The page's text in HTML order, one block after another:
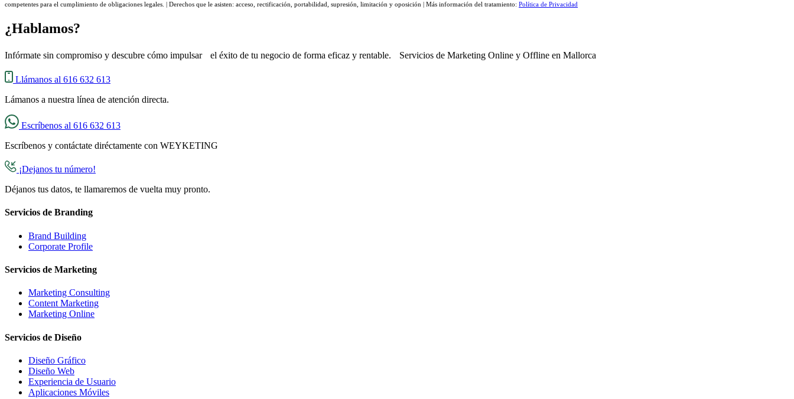
competentes para el cumplimiento de obligaciones legales. | Derechos que le asisten: acceso, rectificación, portabilidad, supresión, limitación y oposición | Más información del tratamiento: Política de Privacidad
¿Hablamos?
Infórmate sin compromiso y descubre cómo impulsar el éxito de tu negocio de forma eficaz y rentable. Servicios de Marketing Online y Offline en Mallorca
Llámanos al 616 632 613
Lámanos a nuestra línea de atención directa.
Escríbenos al 616 632 613
Escríbenos y contáctate diréctamente con WEYKETING
¡Dejanos tu número!
Déjanos tus datos, te llamaremos de vuelta muy pronto.
Servicios de Branding
Brand Building
Corporate Profile
Servicios de Marketing
Marketing Consulting
Content Marketing
Marketing Online
Servicios de Diseño
Diseño Gráfico
Diseño Web
Experiencia de Usuario
Aplicaciones Móviles